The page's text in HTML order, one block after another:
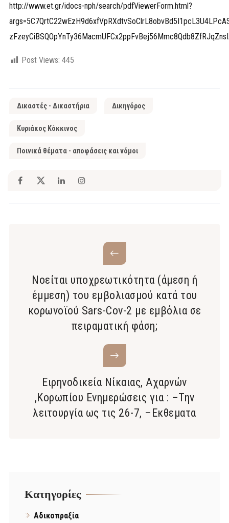
http://www.et.gr/idocs-nph/search/pdfViewerForm.html?
Post Views: 445
Δικαστές - Δικαστήρια Δικηγόρος
Κυριάκος Κόκκινος
Ποινικά θέματα - αποφάσεις και νόμοι
Νοείται υποχρεωτικότητα (άμεση ή
έμμεση) του εμβολιασμού κατά του
κορωνοϊού Sars-Cov-2 με εμβόλια σε
πειραματική φάση;
Ειρηνοδικεία Νίκαιας, Αχαρνών
,Κορωπίου Ενημερώσεις για : –Την
λειτουργία ως τις 26-7, –Εκθεματα
Kατηγορίες
Αδικοπραξία